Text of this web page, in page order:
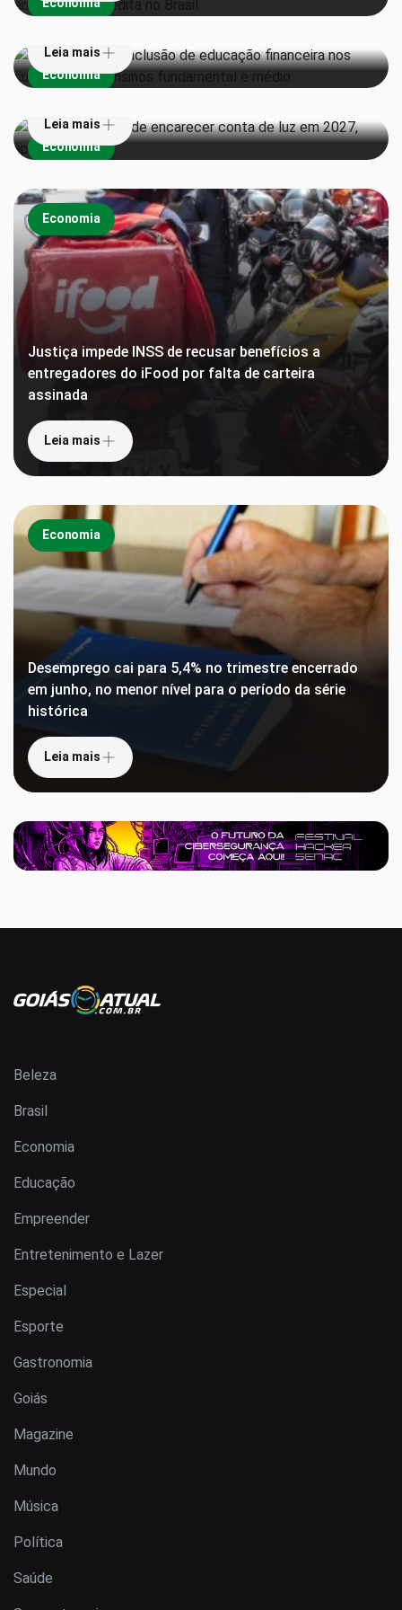
Economia
Economia
currículos dos ensinos fundamental e médio
Leia mais
Economia
Super El Niño pode encarecer conta de luz em 2027,
aponta estudo
Leia mais
Economia
Justiça impede INSS de recusar benefícios a
entregadores do iFood por falta de carteira
assinada
Leia mais
Economia
Desemprego cai para 5,4% no trimestre encerrado
em junho, no menor nível para o período da série
histórica
Leia mais
Beleza
Brasil
Economia
Educação
Empreender
Entretenimento e Lazer
Especial
Esporte
Gastronomia
Goiás
Magazine
Mundo
Música
Política
Saúde